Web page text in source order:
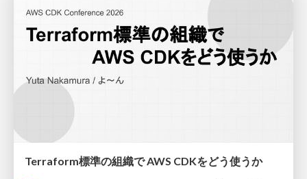
Terraform標準の組織で AWS CDKをどう使うか